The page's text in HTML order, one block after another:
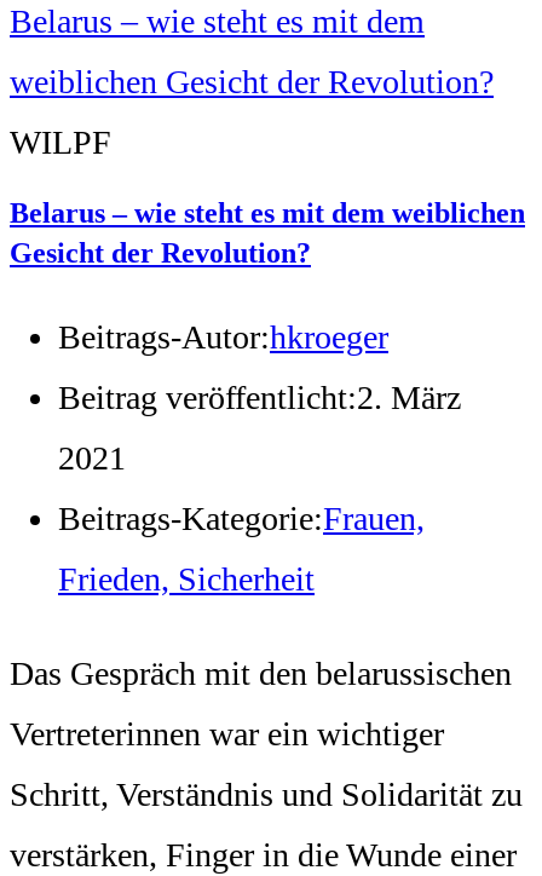
WILPF
Belarus – wie steht es mit dem weiblichen
Gesicht der Revolution?
Beitrags-Autor:hkroeger
Beitrag veröffentlicht:2. März
2021
Beitrags-Kategorie:Frauen,
Frieden, Sicherheit
Das Gespräch mit den belarussischen
Vertreterinnen war ein wichtiger
Schritt, Verständnis und Solidarität zu
verstärken, Finger in die Wunde einer